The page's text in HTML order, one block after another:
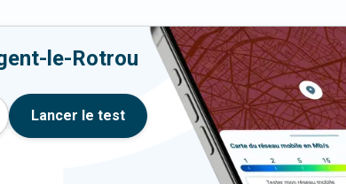
le-Rotrou
Lancer le test